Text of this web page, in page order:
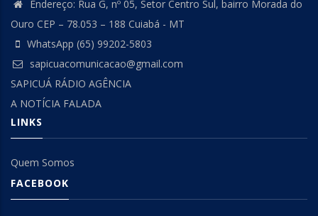
Endereço: Rua G, nº 05, Setor Centro Sul, bairro Morada do
Ouro CEP – 78.053 – 188 Cuiabá - MT
WhatsApp (65) 99202-5803
sapicuacomunicacao@gmail.com
SAPICUÁ RÁDIO AGÊNCIA
A NOTÍCIA FALADA
LINKS
Quem Somos
FACEBOOK